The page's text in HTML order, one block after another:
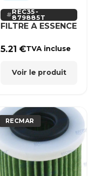
REC35-
879885T
FILTRE A ESSENCE
5.21€TVA incluse
Voir le produit
RECMAR